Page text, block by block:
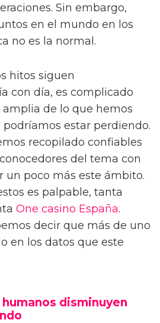
Sin embargo,
en el mundo en los
no es la normal.
hitos siguen
con día, es complicado
de lo que hemos
estar perdiendo.
recopilado confiables
del tema con
un poco más este ámbito.
es palpable, tanta
One casino España.
decir que más de uno
en los datos que este
disminuyen